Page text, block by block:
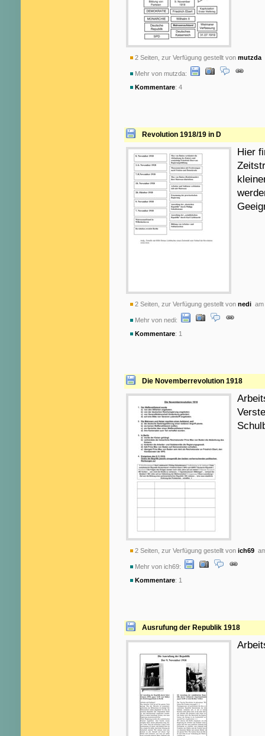
2 Seiten, zur Verfügung gestellt von mutzda
Mehr von mutzda:
Kommentare: 4
Revolution 1918/19 in D
Hier
2 Seiten, zur Verfügung gestellt von nedi am
Mehr von nedi:
Kommentare: 1
Die Novemberrevolution 1918
2 Seiten, zur Verfügung gestellt von ich69
Mehr von ich69:
Kommentare: 1
Ausrufung der Republik 1918